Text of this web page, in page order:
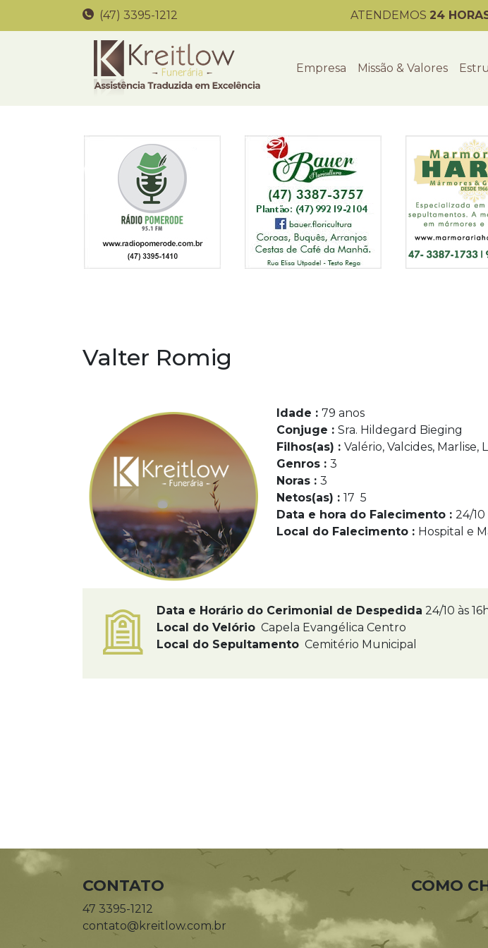
(47) 3395-1212 ATENDEMOS 24
Empresa Missão & Valores
Valter Romig
Idade : 79 anos
Conjuge : Sra. Hildegard Bieging
Filhos(as) : Valério, Valcides, Marlise,
Genros : 3
Noras : 3
Netos(as) : 17 5
Data e hora do Falecimento : 24/
Local do Falecimento : Hospital e
Data e Horário do Cerimonial de Despedida 24/10 às
Local do Velório Capela Evangélica Centro
Local do Sepultamento Cemitério Municipal
CONTATO
47 3395-1212
contato@kreitlow.com.br
COMO